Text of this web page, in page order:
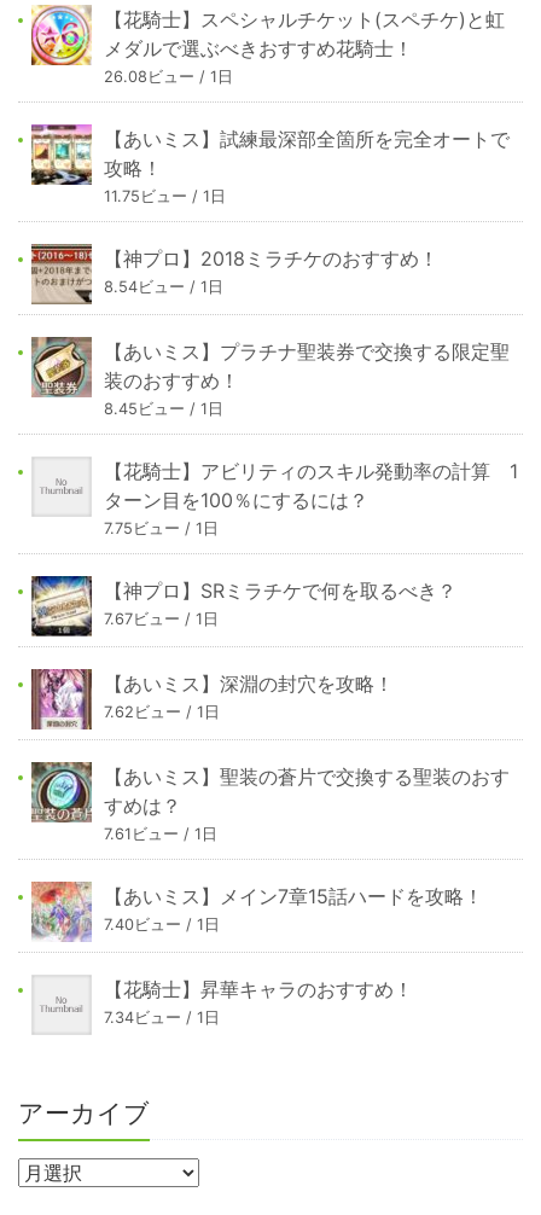
【花騎士】スペシャルチケット(スペチケ)と虹
メダルで選ぶべきおすすめ花騎士！
26.08ビュー / 1日
【あいミス】試練最深部全箇所を完全オートで
攻略！
11.75ビュー / 1日
【神プロ】2018ミラチケのおすすめ！
8.54ビュー / 1日
【あいミス】プラチナ聖装券で交換する限定聖
装のおすすめ！
8.45ビュー / 1日
【花騎士】アビリティのスキル発動率の計算 1
ターン目を100％にするには？
7.75ビュー / 1日
【神プロ】SRミラチケで何を取るべき？
7.67ビュー / 1日
【あいミス】深淵の封穴を攻略！
7.62ビュー / 1日
【あいミス】聖装の蒼片で交換する聖装のおす
すめは？
7.61ビュー / 1日
【あいミス】メイン7章15話ハードを攻略！
7.40ビュー / 1日
【花騎士】昇華キャラのおすすめ！
7.34ビュー / 1日
アーカイブ